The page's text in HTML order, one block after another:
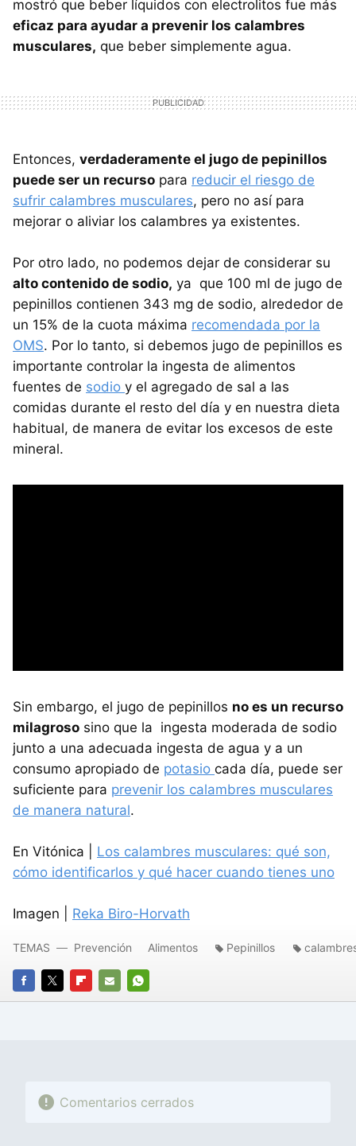
mostró que beber líquidos con electrolitos fue más
eficaz para ayudar a prevenir los calambres
musculares, que beber simplemente agua.
Entonces, verdaderamente el jugo de pepinillos
puede ser un recurso para reducir el riesgo de
sufrir calambres musculares, pero no así para
mejorar o aliviar los calambres ya existentes.
Por otro lado, no podemos dejar de considerar su
alto contenido de sodio, ya que 100 ml de jugo de
pepinillos contienen 343 mg de sodio, alrededor de
un 15% de la cuota máxima recomendada por la
OMS. Por lo tanto, si debemos jugo de pepinillos es
importante controlar la ingesta de alimentos
fuentes de sodio y el agregado de sal a las
comidas durante el resto del día y en nuestra dieta
habitual, de manera de evitar los excesos de este
mineral.
Sin embargo, el jugo de pepinillos no es un recurso
milagroso sino que la ingesta moderada de sodio
junto a una adecuada ingesta de agua y a un
consumo apropiado de potasio cada día, puede ser
suficiente para prevenir los calambres musculares
de manera natural.
En Vitónica | Los calambres musculares: qué son,
cómo identificarlos y qué hacer cuando tienes uno
Imagen | Reka Biro-Horvath
FACEBOOK
TWITTERFLIPBOARD
E-
WHATSAPP
TEMAS Prevención Alimentos Pepinillos
Comentarios cerrados